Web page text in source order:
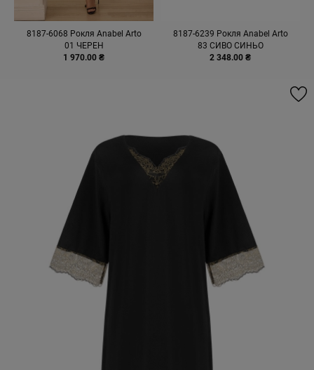
8187-6068 Рокля Anabel Arto
01 ЧЕРЕН
1 970.00 ₴
8187-6239 Рокля Anabel Arto
83 СИВО СИНЬО
2 348.00 ₴